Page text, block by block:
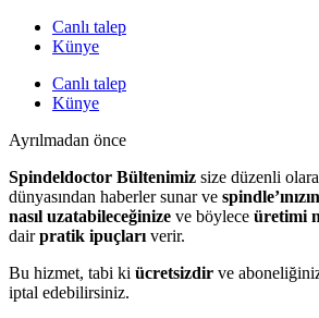
Canlı talep
Künye
Canlı talep
Künye
Ayrılmadan önce
Spindeldoctor Bültenimiz size düzenli
dünyasından haberler sunar ve
nasıl uzatabileceğinize ve böylece üretimi
dairpratik ipuçları verir.
Bu hizmet, tabi ki ücretsizdir ve
iptal edebilirsiniz.